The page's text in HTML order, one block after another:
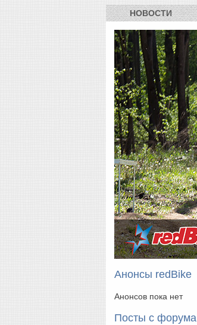
НОВОСТИ
Анонсы redBike
Анонсов пока нет
Посты с форума